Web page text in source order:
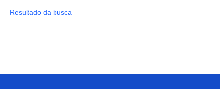
Resultado da busca